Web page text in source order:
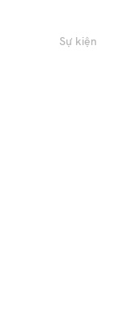
Sự kiện